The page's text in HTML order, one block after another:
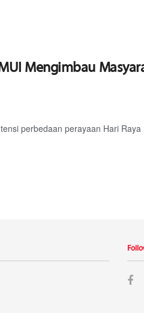
Mengimbau
perbedaan perayaan Hari